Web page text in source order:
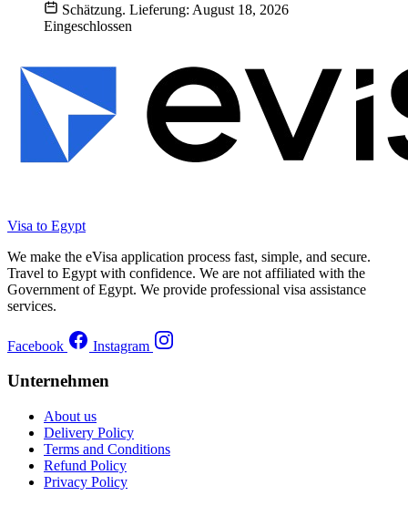
Schätzung. Lieferung: August 18, 2026
Eingeschlossen
Visa to Egypt
We make the eVisa application process fast, simple, and secure.
Travel to Egypt with confidence. We are not affiliated with the
Government of Egypt. We provide professional visa assistance
services.
Facebook Instagram
Unternehmen
About us
Delivery Policy
Terms and Conditions
Refund Policy
Privacy Policy